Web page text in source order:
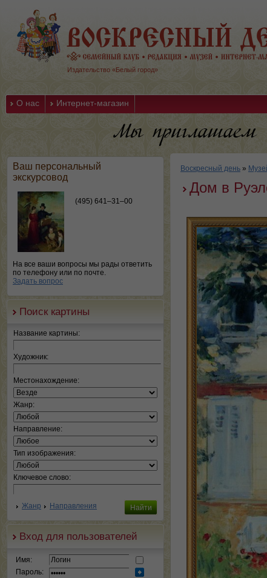
Издательство «Белый город»
О нас Интернет-магазин
Ваш персональный
экскурсовод
(495) 641–31–00
На все ваши вопросы мы рады ответить
по телефону или по почте.
Задать вопрос
Поиск картины
Название картины:
Художник:
Местонахождение:
Жанр:
Направление:
Тип изображения:
Ключевое слово:
Жанр Направления
Вход для пользователей
Имя:
Пароль:
Воскресный день »
Дом в